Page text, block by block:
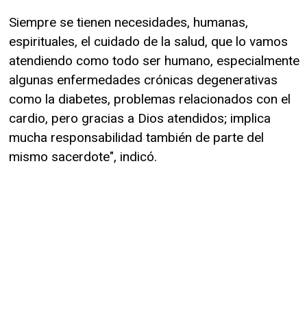
Siempre se tienen necesidades, humanas,
espirituales, el cuidado de la salud, que lo vamos
atendiendo como todo ser humano, especialmente
algunas enfermedades crónicas degenerativas
como la diabetes, problemas relacionados con el
cardio, pero gracias a Dios atendidos; implica
mucha responsabilidad también de parte del
mismo sacerdote", indicó.